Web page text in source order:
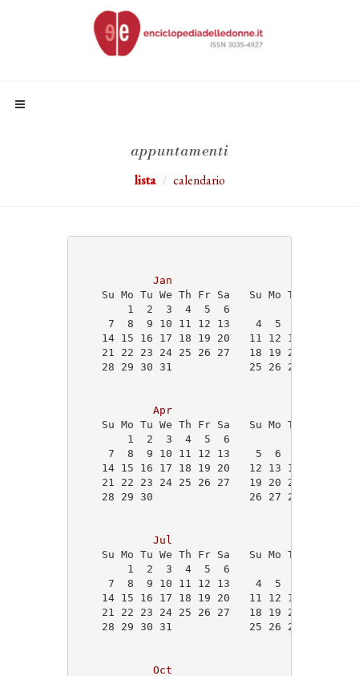
appuntamenti
lista calendario
Jan
Su Mo Tu We Th Fr Sa   Su Mo Tu We Th
1  2  3  4  5  6                1
7  8  9 10 11 12 13    4  5  6  7  8
14 15 16 17 18 19 20   11 12 13 14 15
21 22 23 24 25 26 27   18 19 20 21 22
28 29 30 31            25 26 27 28 29
Apr
Su Mo Tu We Th Fr Sa   Su Mo Tu We Th
1  2  3  4  5  6             1  2
7  8  9 10 11 12 13    5  6  7  8  9
14 15 16 17 18 19 20   12 13 14 15 16
21 22 23 24 25 26 27   19 20 21 22 23
28 29 30               26 27 28 29 30
Jul
Su Mo Tu We Th Fr Sa   Su Mo Tu We Th
1  2  3  4  5  6                1
7  8  9 10 11 12 13    4  5  6  7  8
14 15 16 17 18 19 20   11 12 13 14 15
21 22 23 24 25 26 27   18 19 20 21 22
28 29 30 31            25 26
Oct